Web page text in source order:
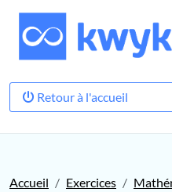
Retour à l'accueil
Accueil Exercices